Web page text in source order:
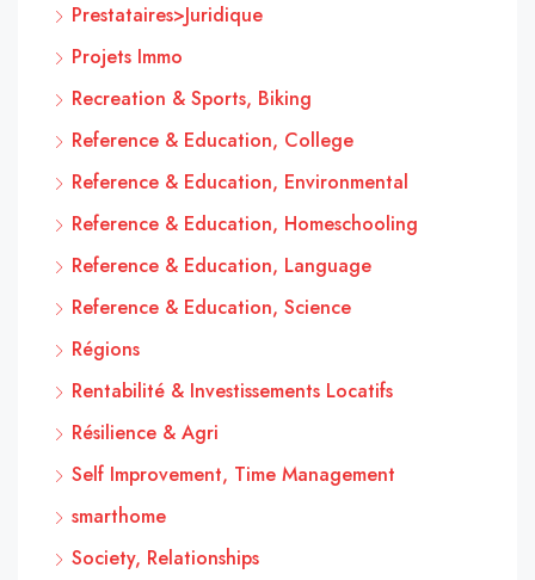
Prestataires>Juridique
Projets Immo
Recreation & Sports, Biking
Reference & Education, College
Reference & Education, Environmental
Reference & Education, Homeschooling
Reference & Education, Language
Reference & Education, Science
Régions
Rentabilité & Investissements Locatifs
Résilience & Agri
Self Improvement, Time Management
smarthome
Society, Relationships